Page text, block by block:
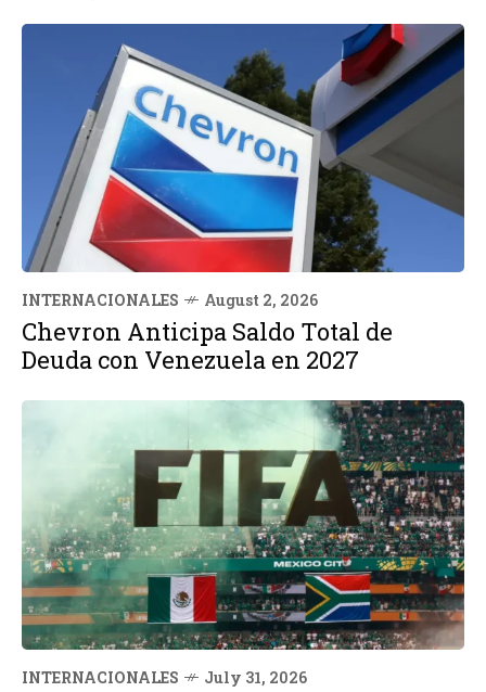
INTERNACIONALES August 2, 2026
Chevron Anticipa Saldo Total de
Deuda con Venezuela en 2027
INTERNACIONALES July 31, 2026